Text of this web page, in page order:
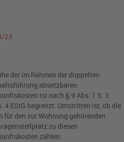
23
der im Rahmen der doppelten
absetzbaren
ist nach § 9 Abs. 1 S. 3
4 EStG begrenzt. Umstritten ist, ob die
für den zur Wohnung gehörenden
zu diesen
zählen.